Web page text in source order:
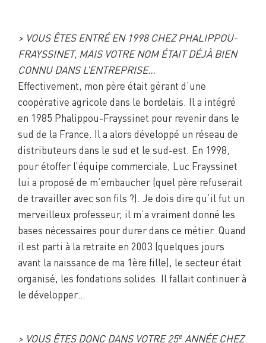
> VOUS ÊTES ENTRÉ EN 1998 CHEZ PHALIPPOU-
FRAYSSINET, MAIS VOTRE NOM ÉTAIT DÉJÀ BIEN
CONNU DANS L’ENTREPRISE…
Effectivement, mon père était gérant d’une
coopérative agricole dans le bordelais. Il a intégré
en 1985 Phalippou-Frayssinet pour revenir dans le
sud de la France. Il a alors développé un réseau de
distributeurs dans le sud et le sud-est. En 1998,
pour étoffer l’équipe commerciale, Luc Frayssinet
lui a proposé de m’embaucher (quel père refuserait
de travailler avec son fils ?). Je dois dire qu’il fut un
merveilleux professeur, il m’a vraiment donné les
bases nécessaires pour durer dans ce métier. Quand
il est parti à la retraite en 2003 (quelques jours
avant la naissance de ma 1ère fille), le secteur était
organisé, les fondations solides. Il fallait continuer à
le développer…
> VOUS ÊTES DONC DANS VOTRE 25e ANNÉE CHEZ